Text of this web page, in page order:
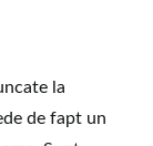
la
de fapt un